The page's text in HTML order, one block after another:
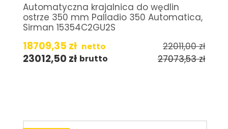
Automatyczna krajalnica do wędlin
ostrze 350 mm Palladio 350 Automatica,
Sirman 15354C2GU2S
18709,35 zł netto 22011,00zł
23012,50 zł brutto 27073,53zł